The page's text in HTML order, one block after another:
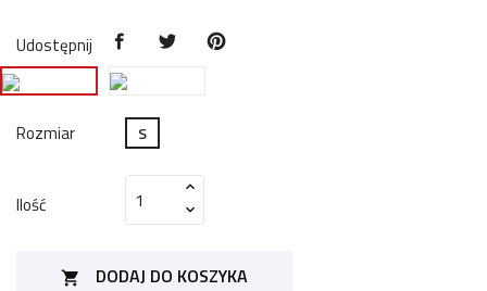
Udostępnij
Rozmiar S
Ilość
 DODAJ DO KOSZYKA